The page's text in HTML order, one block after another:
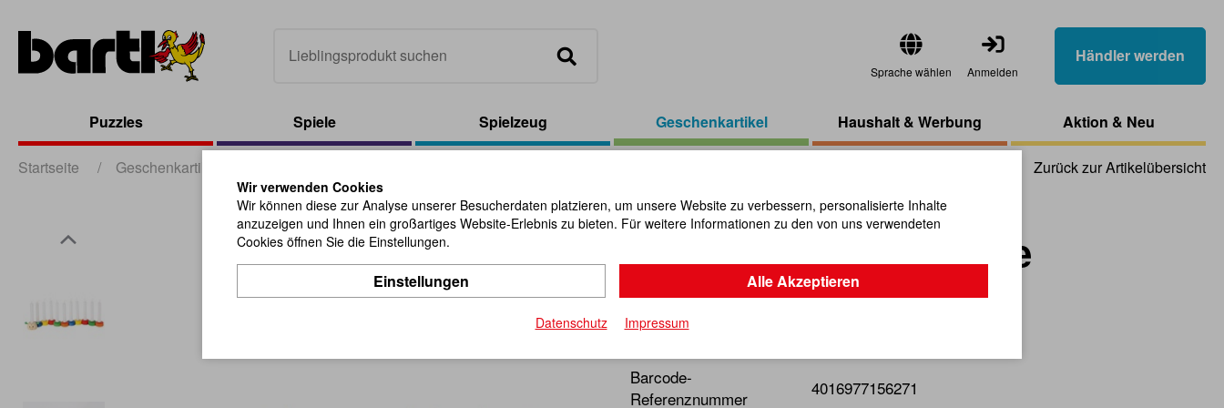
Sprache wählen Anmelden
Händler werden
Puzzles Spiele Spielzeug Geschenkartikel Haushalt & Werbung Aktion & Neu
Startseite / Geschenkartikel Zurück zur Artikelübersicht
Geburtstags-Set Raupe
Artikel-Nr.:106587
Für den perfekten Kindergeburtstag!
Barcode-
Referenznummer
4016977156271
Wir verwenden Cookies
Wir können diese zur Analyse unserer Besucherdaten platzieren, um unsere Website zu verbessern, personalisierte Inhalte
anzuzeigen und Ihnen ein großartiges Website-Erlebnis zu bieten. Für weitere Informationen zu den von uns verwendeten
Cookies öffnen Sie die Einstellungen.
Einstellungen Alle Akzeptieren
Datenschutz Impressum